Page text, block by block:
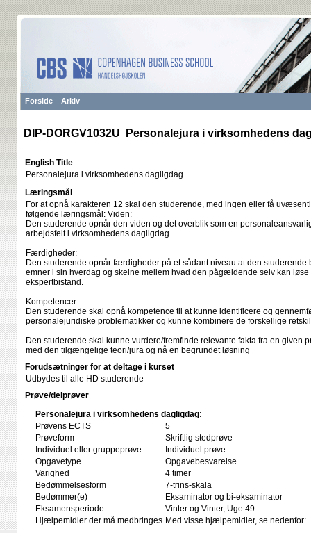
Forside Arkiv
DIP-DORGV1032U Personalejura i virksomhedens
English Title
Personalejura i virksomhedens dagligdag
Læringsmål
For at opnå karakteren 12 skal den studerende, med ingen eller få
følgende læringsmål: Viden:
Den studerende opnår den viden og det overblik som en
arbejdsfelt i virksomhedens dagligdag.
Færdigheder:
Den studerende opnår færdigheder på et sådant niveau at den studerende
emner i sin hverdag og skelne mellem hvad den pågældende selv kan
ekspertbistand.
Kompetencer:
Den studerende skal opnå kompetence til at kunne identificere og
personalejuridiske problematikker og kunne kombinere de forskellige
Den studerende skal kunne vurdere/fremfinde relevante fakta fra en given
med den tilgængelige teori/jura og nå en begrundet løsning
Forudsætninger for at deltage i kurset
Udbydes til alle HD studerende
Prøve/delprøver
Personalejura i virksomhedens dagligdag:
Prøvens ECTS
5
Prøveform
Skriftlig stedprøve
Individuel eller gruppeprøve
Individuel prøve
Opgavetype
Opgavebesvarelse
Varighed
4 timer
Bedømmelsesform
7-trins-skala
Bedømmer(e)
Eksaminator og bi-eksaminator
Eksamensperiode
Vinter og Vinter, Uge 49
Hjælpemidler der må medbringes Med visse hjælpemidler, se nedenfor: